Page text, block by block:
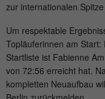
zur internationalen
Um respektable
Topläuferinnen am
Startliste ist Fabienne
von 72:56 erreicht hat.
kompletten Neuaufbau
Anbieter
Laufzeit